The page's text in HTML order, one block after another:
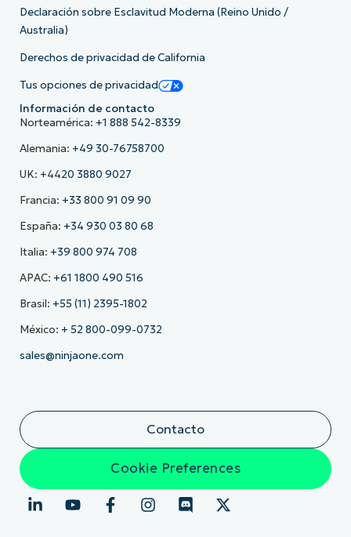
Declaración sobre Esclavitud Moderna (Reino Unido /
Australia)
Derechos de privacidad de California
Tus opciones de privacidad
Información de contacto
Norteamérica: +1 888 542-8339
Alemania: +49 30-76758700
UK: +4420 3880 9027
Francia: +33 800 91 09 90
España: +34 930 03 80 68
Italia: +39 800 974 708
APAC: +61 1800 490 516
Brasil: +55 (11) 2395-1802
México: + 52 800-099-0732
sales@ninjaone.com
Contacto
Cookie Preferences